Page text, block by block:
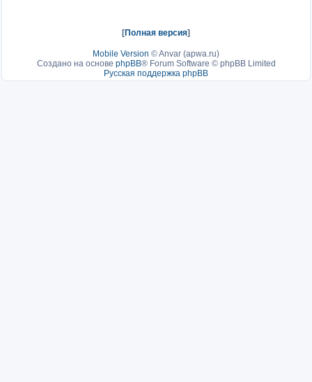
[Полная версия]
Mobile Version ©Anvar (apwa.ru)
Создано на основе phpBB® Forum Software © phpBB Limited
Русская поддержка phpBB